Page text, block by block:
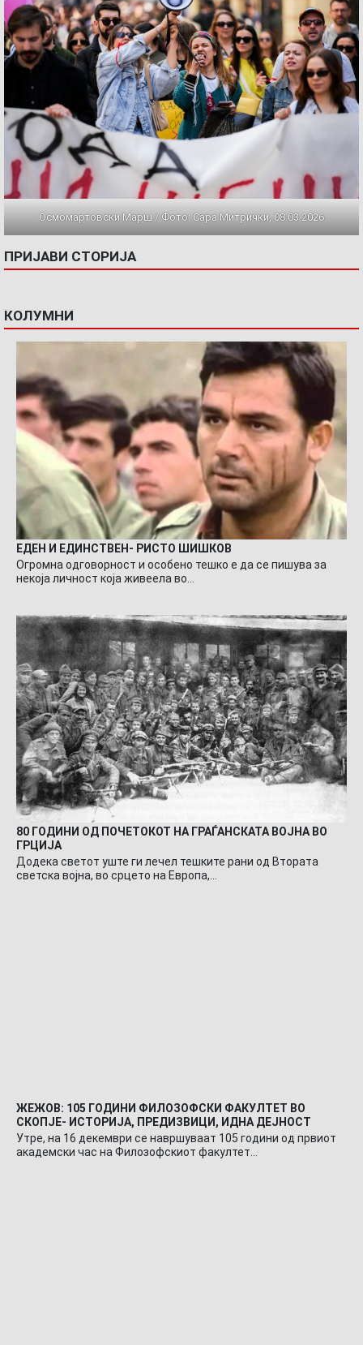
Осмомартовски Марш / Фото: Сара Митрички, 08.03.2026
ПРИЈАВИ СТОРИЈА
КОЛУМНИ
ЕДЕН И ЕДИНСТВЕН- РИСТО ШИШКОВ
Огромна одговорност и особено тешко е да се пишува за
некоја личност која живеела во…
80 ГОДИНИ ОД ПОЧЕТОКОТ НА ГРАЃАНСКАТА ВОЈНА ВО
ГРЦИЈА
Додека светот уште ги лечел тешките рани од Втората
светска војна, во срцето на Европа,…
ЖЕЖОВ: 105 ГОДИНИ ФИЛОЗОФСКИ ФАКУЛТЕТ ВО
СКОПЈЕ- ИСТОРИЈА, ПРЕДИЗВИЦИ, ИДНА ДЕЈНОСТ
Утре, на 16 декември се навршуваат 105 години од првиот
академски час на Филозофскиот факултет…